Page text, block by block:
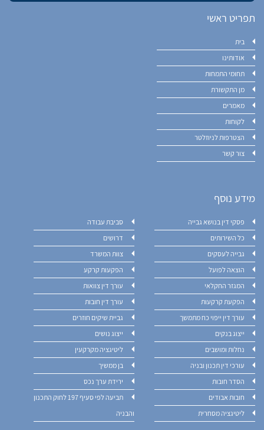
תפריט ראשי
בית
אודותינו
תחומי התמחות
מן התקשורת
מאמרים
לקוחות
הצטרפות לניוזלטר
צור קשר
מידע נוסף
פסקי דין בנושא גבייה
כל השירותים
גבייה לעסקים
הוצאה לפועל
המגזר החקלאי
הפקעת קרקעות
עורך דין ייפוי כח מתמשך
ייצוג בנקים
נחלות ומושבים
עורכי דין תכנון ובניה
הסדר חובות
חובות אבודים
ליטיגציה מסחרית
סביבת עבודה
דרושים
צוות המשרד
הפקעות קרקע
עורך דין צוואות
עורך דין חובות
גביית שיקים חוזרים
ייצוג נושים
ליטיגציה מקרקעין
בן ממשיך
ירידת ערך נכס
תביעה לפי סעיף 197 לחוק התכנון
והבניה